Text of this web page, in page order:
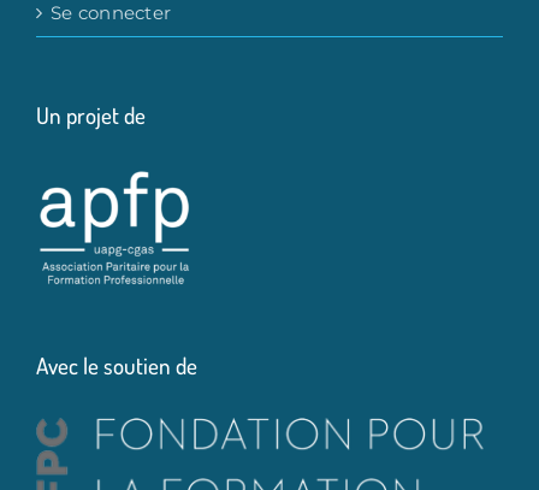
Se connecter
Un projet de
Avec le soutien de